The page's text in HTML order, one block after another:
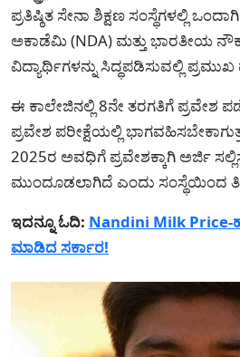
ಪ್ರತಿಷ್ಠಿತ ಸೇನಾ ಶಿಕ್ಷಣ ಸಂಸ್ಥೆಗಳಲ್ಲಿ
ಅಕಾಡೆಮಿ (NDA) ಮತ್ತು ಭಾರತೀಯ
ವಿದ್ಯಾರ್ಥಿಗಳನ್ನು ಸಿದ್ಧಪಡಿಸುವಲ್ಲಿ ಪ್ರಮುಖ
ಈ ಕಾಲೇಜಿನಲ್ಲಿ 8ನೇ ತರಗತಿಗೆ ಪ್ರವೇಶ
ಪ್ರವೇಶ ಪರೀಕ್ಷೆಯಲ್ಲಿ
2025ರ ಅವಧಿಗೆ ಪ್ರವೇಶಕ್ಕಾಗಿ ಅರ್ಜಿ
ಮುಂದೂಡಲಾಗಿದೆ ಎಂದು ಸಂಸ್ಥೆಯಿಂದ
ಇದನ್ನೂ ಓದಿ: Nandini Milk Price-
ಮಾಡಿದ ಸರ್ಕಾರ!